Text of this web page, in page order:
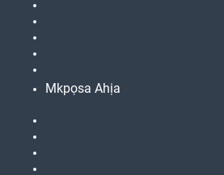
Mkpọsa Ahịa